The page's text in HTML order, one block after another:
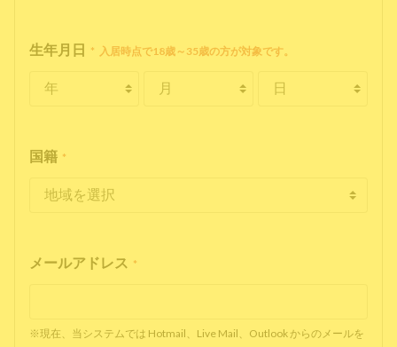
生年月日 * 入居時点で18歳～35歳の方が対象です。
国籍 *
メールアドレス *
※現在、当システムでは Hotmail、Live Mail、Outlook からのメールを